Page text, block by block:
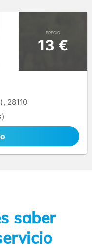
PRECIO
13 €
28110
saber